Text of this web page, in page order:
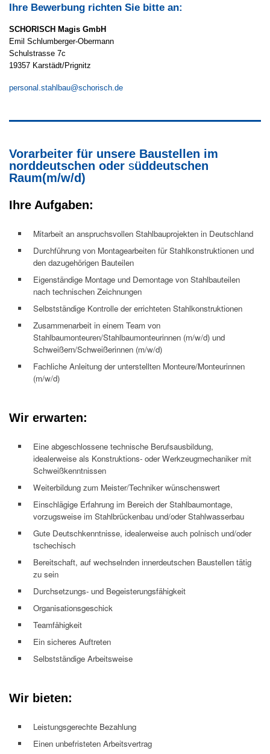
Ihre Bewerbung richten Sie bitte an:
SCHORISCH Magis GmbH
Emil Schlumberger-Obermann
Schulstrasse 7c
19357 Karstädt/Prignitz
personal.stahlbau@schorisch.de
Vorarbeiter für unsere Baustellen im
norddeutschen oder süddeutschen
Raum(m/w/d)
Ihre Aufgaben:
Mitarbeit an anspruchsvollen Stahlbauprojekten in Deutschland
Durchführung von Montagearbeiten für Stahlkonstruktionen und
den dazugehörigen Bauteilen
Eigenständige Montage und Demontage von Stahlbauteilen
nach technischen Zeichnungen
Selbstständige Kontrolle der errichteten Stahlkonstruktionen
Zusammenarbeit in einem Team von
Stahlbaumonteuren/Stahlbaumonteurinnen (m/w/d) und
Schweißern/Schweißerinnen (m/w/d)
Fachliche Anleitung der unterstellten Monteure/Monteurinnen
(m/w/d)
Wir erwarten:
Eine abgeschlossene technische Berufsausbildung,
idealerweise als Konstruktions- oder Werkzeugmechaniker mit
Schweißkenntnissen
Weiterbildung zum Meister/Techniker wünschenswert
Einschlägige Erfahrung im Bereich der Stahlbaumontage,
vorzugsweise im Stahlbrückenbau und/oder Stahlwasserbau
Gute Deutschkenntnisse, idealerweise auch polnisch und/oder
tschechisch
Bereitschaft, auf wechselnden innerdeutschen Baustellen tätig
zu sein
Durchsetzungs- und Begeisterungsfähigkeit
Organisationsgeschick
Teamfähigkeit
Ein sicheres Auftreten
Selbstständige Arbeitsweise
Wir bieten:
Leistungsgerechte Bezahlung
Einen unbefristeten Arbeitsvertrag